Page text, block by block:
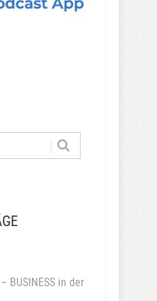
BUSINESS in der